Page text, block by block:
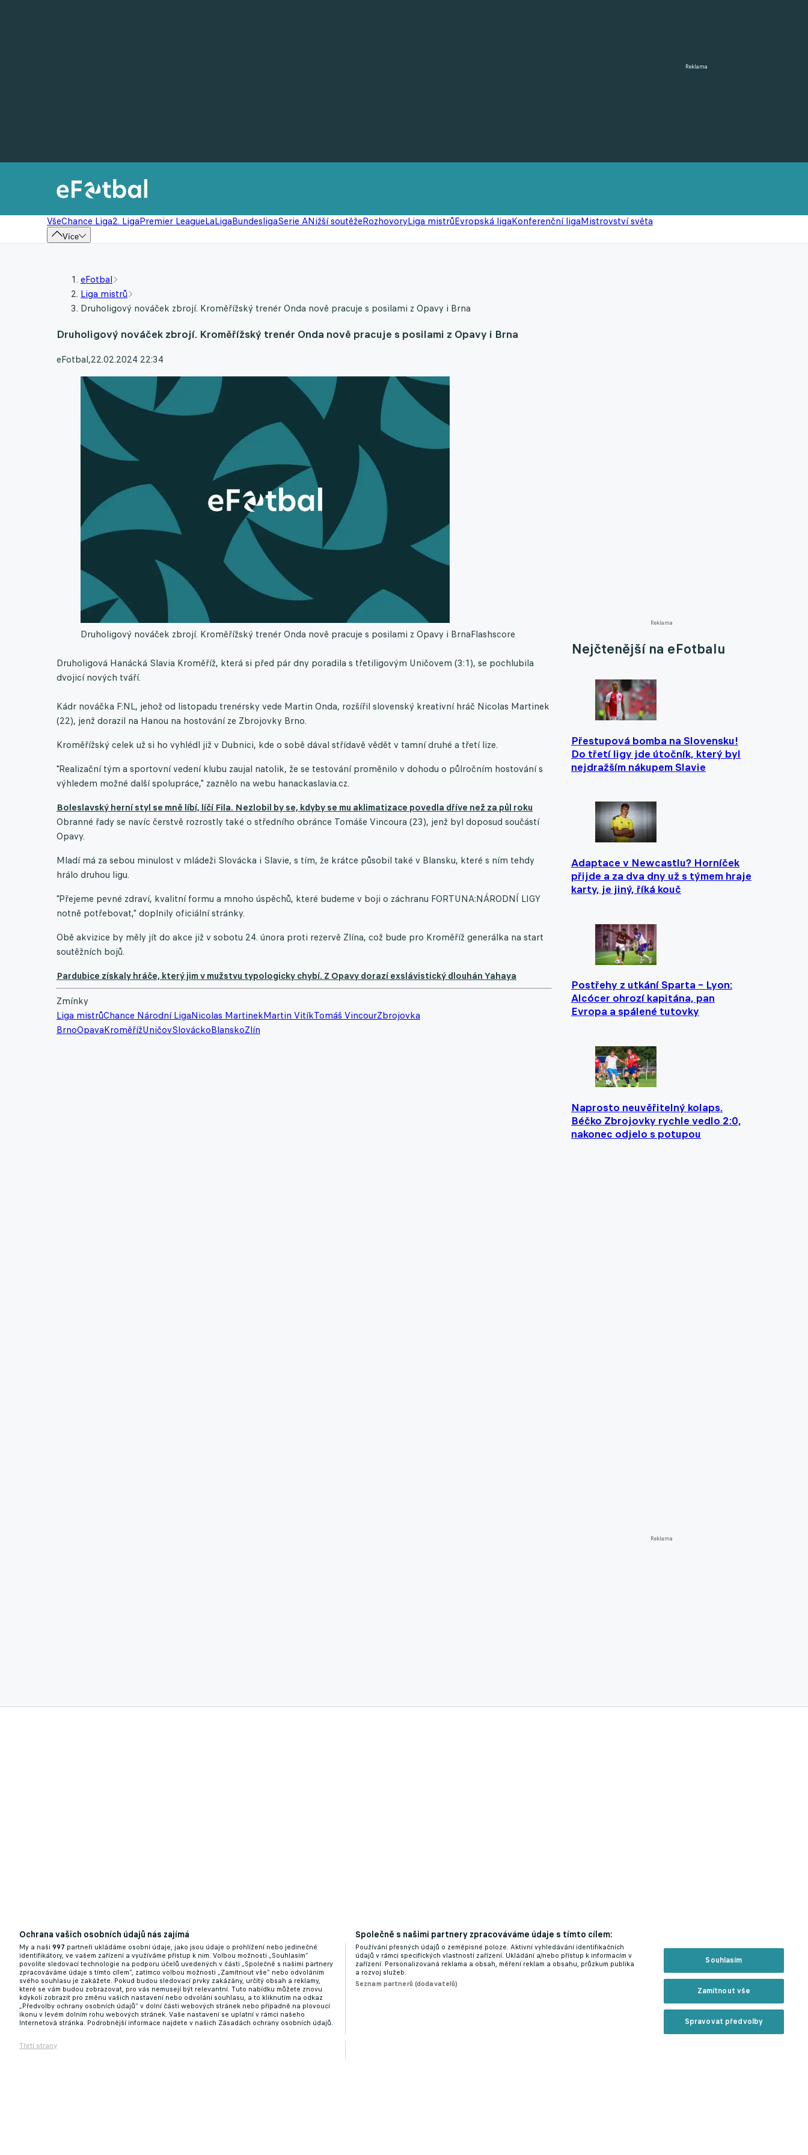
Reklama
VšeChance Liga2. LigaPremier LeagueLaLigaBundesligaSerie ANižší soutěžeRozhovoryLiga mistrůEvropská ligaKonferenční ligaMistrovství světa
Více
Reklama
Nejčtenější na eFotbalu
Přestupová bomba na Slovensku!
Do třetí ligy jde útočník, který byl
nejdražším nákupem Slavie
Adaptace v Newcastlu? Horníček
přijde a za dva dny už s týmem hraje
karty, je jiný, říká kouč
Postřehy z utkání Sparta – Lyon:
Alcócer ohrozí kapitána, pan
Evropa a spálené tutovky
Naprosto neuvěřitelný kolaps.
Béčko Zbrojovky rychle vedlo 2:0,
nakonec odjelo s potupou
Reklama
eFotbal
Liga mistrů
Druholigový nováček zbrojí. Kroměřížský trenér Onda nově pracuje s posilami z Opavy i Brna
Druholigový nováček zbrojí. Kroměřížský trenér Onda nově pracuje s posilami z Opavy i Brna
eFotbal,22.02.2024 22:34
Druholigový nováček zbrojí. Kroměřížský trenér Onda nově pracuje s posilami z Opavy i BrnaFlashscore
Druholigová Hanácká Slavia Kroměříž, která si před pár dny poradila s třetiligovým Uničovem (3:1), se pochlubila
dvojicí nových tváří.
Kádr nováčka F:NL, jehož od listopadu trenérsky vede Martin Onda, rozšířil slovenský kreativní hráč Nicolas Martinek
(22), jenž dorazil na Hanou na hostování ze Zbrojovky Brno.
Kroměřížský celek už si ho vyhlédl již v Dubnici, kde o sobě dával střídavě vědět v tamní druhé a třetí lize.
"Realizační tým a sportovní vedení klubu zaujal natolik, že se testování proměnilo v dohodu o půlročním hostování s
výhledem možné další spolupráce," zaznělo na webu hanackaslavia.cz.
Boleslavský herní styl se mně líbí, líčí Fila. Nezlobil by se, kdyby se mu aklimatizace povedla dříve než za půl roku
Obranné řady se navíc čerstvě rozrostly také o středního obránce Tomáše Vincoura (23), jenž byl doposud součástí
Opavy.
Mladí má za sebou minulost v mládeži Slovácka i Slavie, s tím, že krátce působil také v Blansku, které s ním tehdy
hrálo druhou ligu.
"Přejeme pevné zdraví, kvalitní formu a mnoho úspěchů, které budeme v boji o záchranu FORTUNA:NÁRODNÍ LIGY
notně potřebovat," doplnily oficiální stránky.
Obě akvizice by měly jít do akce již v sobotu 24. února proti rezervě Zlína, což bude pro Kroměříž generálka na start
soutěžních bojů.
Pardubice získaly hráče, který jim v mužstvu typologicky chybí. Z Opavy dorazí exslávistický dlouhán Yahaya
Zmínky
Liga mistrůChance Národní LigaNicolas MartinekMartin VitíkTomáš VincourZbrojovka
BrnoOpavaKroměřížUničovSlováckoBlanskoZlín
Ochrana vašich osobních údajů nás zajímá
My a naši 997 partneři ukládáme osobní údaje, jako jsou údaje o prohlížení nebo jedinečné
identifikátory, ve vašem zařízení a využíváme přístup k nim. Volbou možnosti „Souhlasím“
povolíte sledovací technologie na podporu účelů uvedených v části „Společně s našimi partnery
zpracováváme údaje s tímto cílem“, zatímco volbou možnosti „Zamítnout vše“ nebo odvoláním
svého souhlasu je zakážete. Pokud budou sledovací prvky zakázány, určitý obsah a reklamy,
které se vám budou zobrazovat, pro vás nemusejí být relevantní. Tuto nabídku můžete znovu
kdykoli zobrazit pro změnu vašich nastavení nebo odvolání souhlasu, a to kliknutím na odkaz
„Předvolby ochrany osobních údajů“ v dolní části webových stránek nebo případně na plovoucí
ikonu v levém dolním rohu webových stránek. Vaše nastavení se uplatní v rámci našeho
Internetová stránka. Podrobnější informace najdete v našich Zásadách ochrany osobních údajů.
Třetí strany
Společně s našimi partnery zpracováváme údaje s tímto cílem:
Používání přesných údajů o zeměpisné poloze. Aktivní vyhledávání identifikačních
údajů v rámci specifických vlastností zařízení. Ukládání a/nebo přístup k informacím v
zařízení. Personalizovaná reklama a obsah, měření reklam a obsahu, průzkum publika
a rozvoj služeb.
Seznam partnerů (dodavatelů)
Souhlasím
Zamítnout vše
Spravovat předvolby